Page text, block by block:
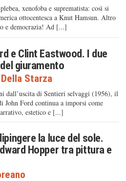
xenofoba e suprematista: così si
ottocentesca a Knut Hamsun. Altro
e democrazia! Ad [...]
e Clint Eastwood. I due
giuramento
Starza
dall’uscita di Sentieri selvaggi (1956), il
John Ford continua a imporsi come
estetico e [...]
la luce del sole.
Hopper tra pittura e